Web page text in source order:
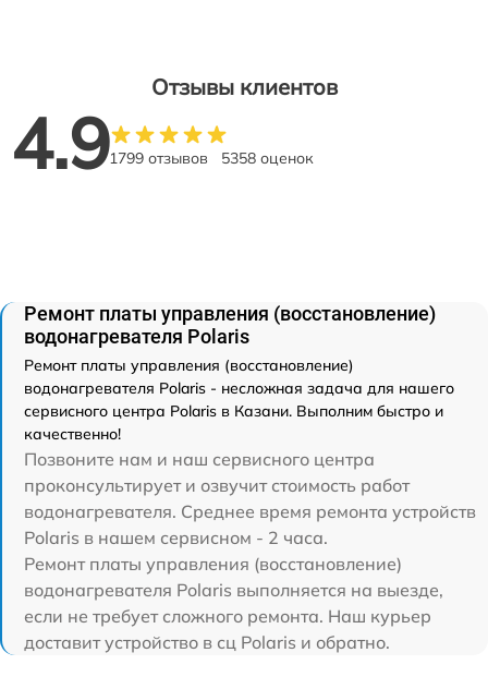
Отзывы клиентов
4.91799 отзывов 5358 оценок
Ремонт платы управления (восстановление)
водонагревателя Polaris
Ремонт платы управления (восстановление)
водонагревателя Polaris - несложная задача для нашего
сервисного центра Polaris в Казани. Выполним быстро и
качественно!
Позвоните нам и наш сервисного центра
проконсультирует и озвучит стоимость работ
водонагревателя. Среднее время ремонта устройств
Polaris в нашем сервисном - 2 часа.
Ремонт платы управления (восстановление)
водонагревателя Polaris выполняется на выезде,
если не требует сложного ремонта. Наш курьер
доставит устройство в сц Polaris и обратно.